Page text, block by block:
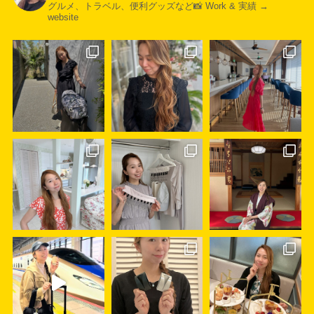
グルメ、トラベル、便利グッズなど📸Work & 実績 →
website